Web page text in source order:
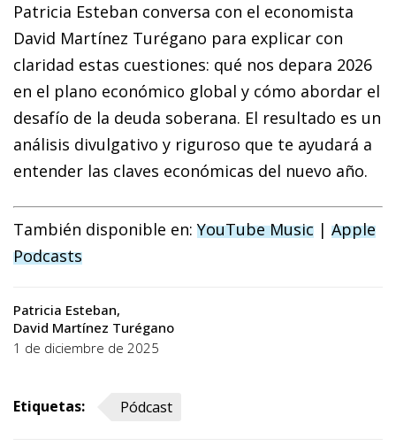
Patricia Esteban conversa con el economista
David Martínez Turégano para explicar con
claridad estas cuestiones: qué nos depara 2026
en el plano económico global y cómo abordar el
desafío de la deuda soberana. El resultado es un
análisis divulgativo y riguroso que te ayudará a
entender las claves económicas del nuevo año.
También disponible en: YouTube Music | Apple
Podcasts
Patricia Esteban
David Martínez Turégano
1 de diciembre de 2025
Etiquetas: Pódcast